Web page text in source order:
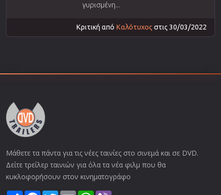
γυρισμένη...
Κριτική από Καλότυχος στις 30/03/2022
Μάθετε τα πάντα για τις νέες ταινίες στο σινεμά και σε DVD.
Δείτε τρείλερ ταινιών για όλα τα νέα φιλμ που θα
κυκλοφορήσουν στον κινηματογράφο